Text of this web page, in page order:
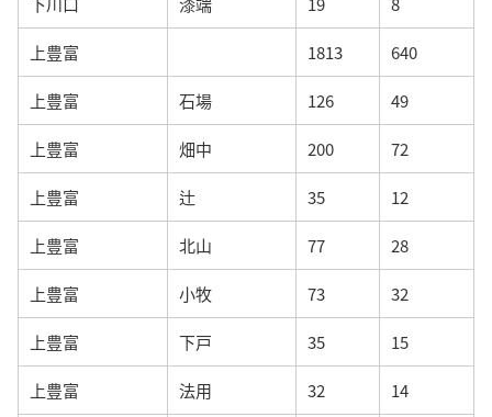
上豊富 1813 640
上豊富 石場 126 49
上豊富 畑中 200 72
上豊富 辻 35 12
上豊富 北山 77 28
上豊富 小牧 73 32
上豊富 下戸 35 15
上豊富 法用 32 14